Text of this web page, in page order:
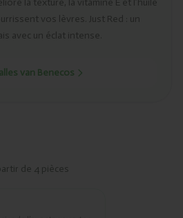
vos lèvres. Just Red : un
avec un éclat intense.
van Benecos
de 4 pièces